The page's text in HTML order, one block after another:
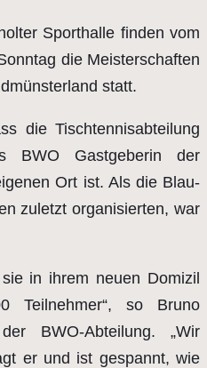
Sporthalle finden vom
die Meisterschaften
statt.
die Tischtennisabteilung
BWO Gastgeberin der
Ort ist. Als die Blau-
zuletzt organisierten, war
in ihrem neuen Domizil
Teilnehmer“, so Bruno
BWO-Abteilung. „Wir
er und ist gespannt, wie